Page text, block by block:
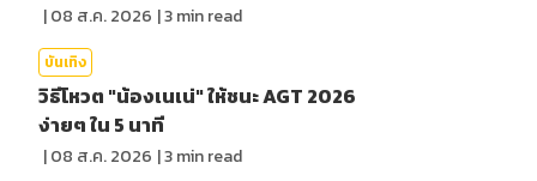
|08 ส.ค. 2026 |3min read
บันเทิง
วิธีโหวต "น้องเนเน่" ให้ชนะ AGT 2026
ง่ายๆ ใน 5 นาที
|08 ส.ค. 2026 |3min read